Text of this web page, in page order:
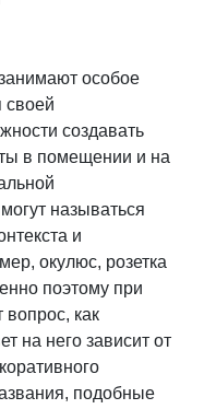
особое
своей
создавать
в помещении и на
называться
и
окулюс, розетка
поэтому при
вопрос, как
на него зависит от
подобные